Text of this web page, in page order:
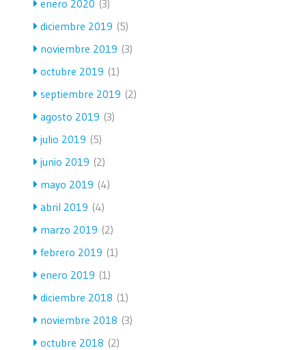
enero 2020 (3)
diciembre 2019 (5)
noviembre 2019 (3)
octubre 2019 (1)
septiembre 2019 (2)
agosto 2019 (3)
julio 2019 (5)
junio 2019 (2)
mayo 2019 (4)
abril 2019 (4)
marzo 2019 (2)
febrero 2019 (1)
enero 2019 (1)
diciembre 2018 (1)
noviembre 2018 (3)
octubre 2018 (2)